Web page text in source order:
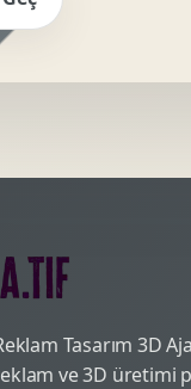
Tasarım 3D
ve 3D üretimi